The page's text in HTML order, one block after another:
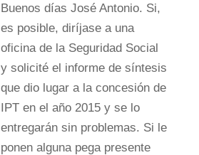
Buenos días José Antonio. Si,
es posible, diríjase a una
oficina de la Seguridad Social
y solicité el informe de síntesis
que dio lugar a la concesión de
IPT en el año 2015 y se lo
entregarán sin problemas. Si le
ponen alguna pega presente